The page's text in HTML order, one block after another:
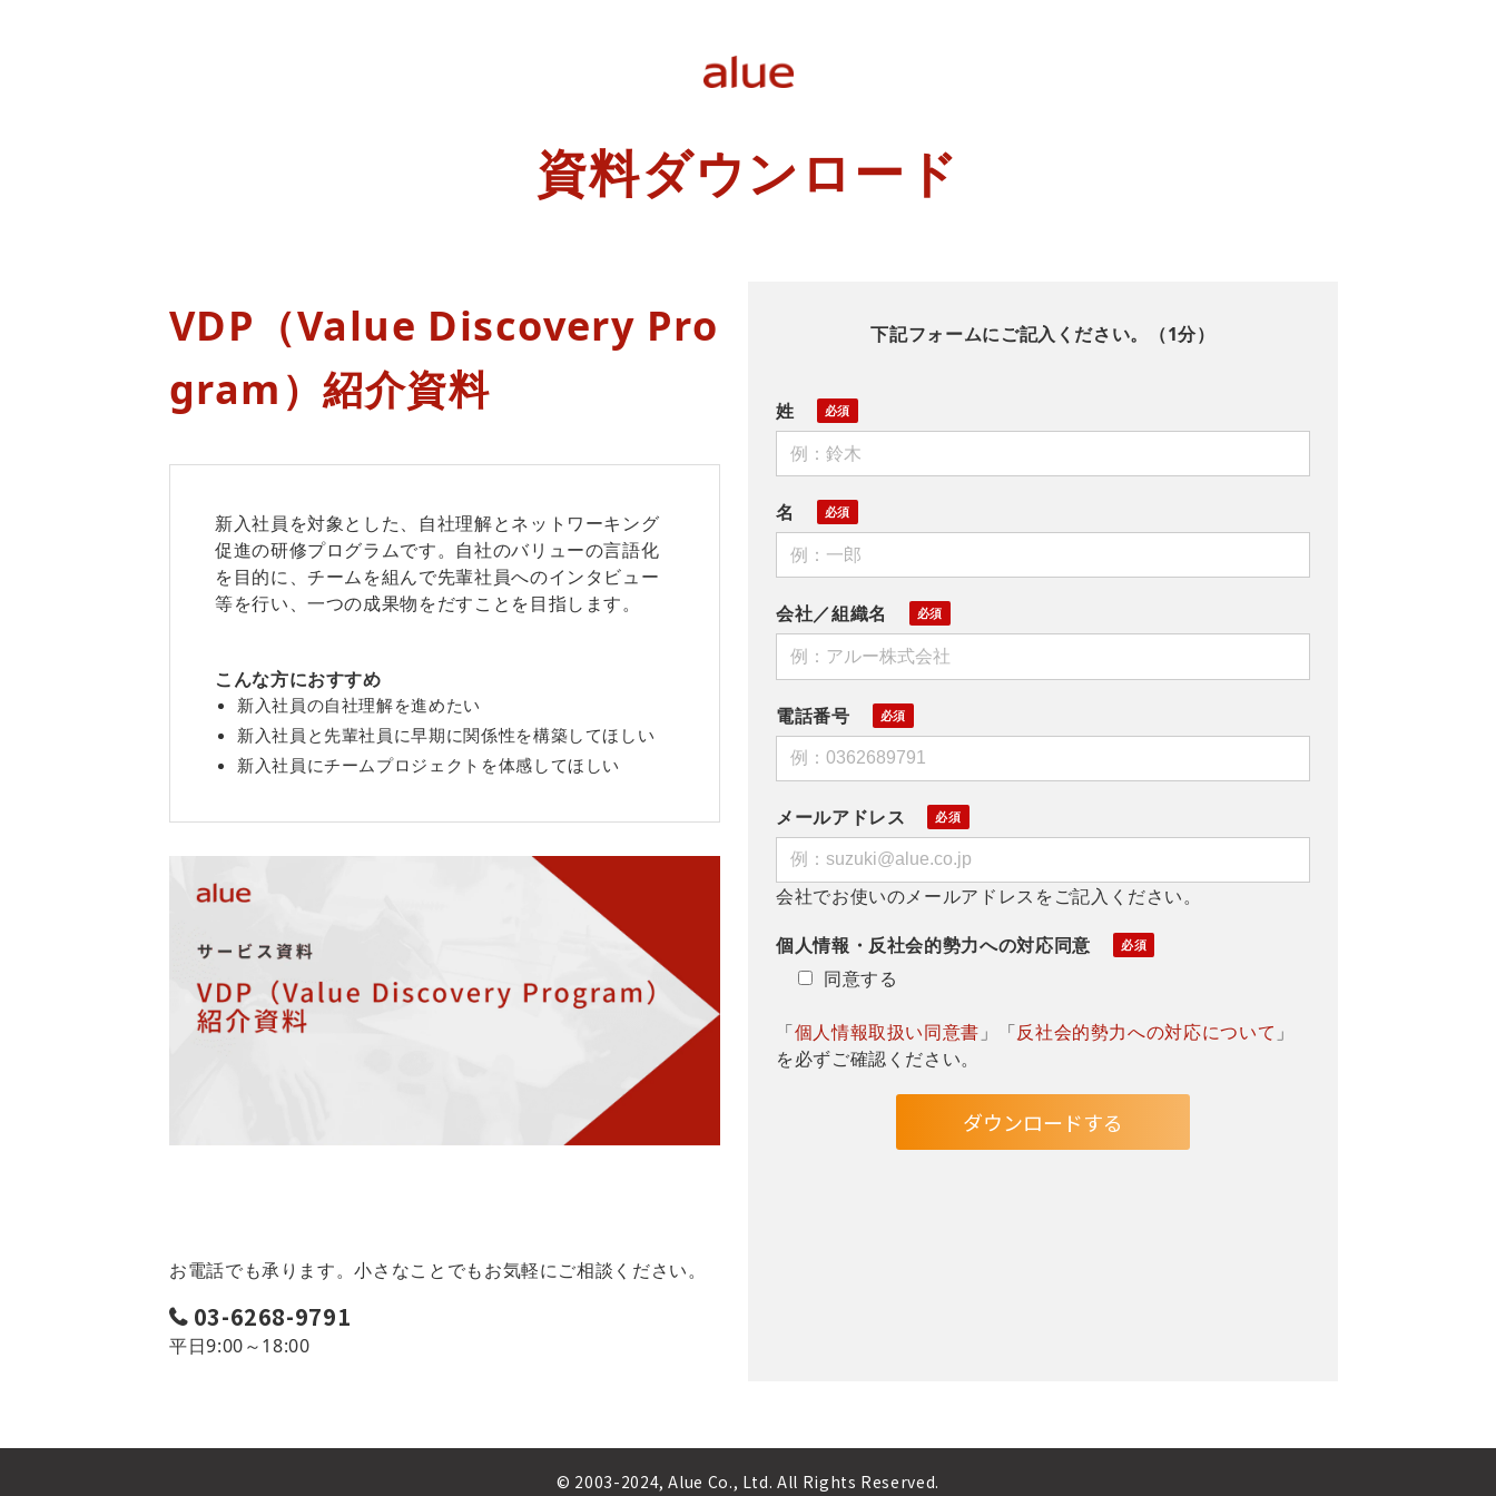
資料ダウンロード
VDP（Value Discovery Pro
gram）紹介資料
新入社員を対象とした、自社理解とネットワーキング
促進の研修プログラムです。自社のバリューの言語化
を目的に、チームを組んで先輩社員へのインタビュー
等を行い、一つの成果物をだすことを目指します。
こんな方におすすめ
新入社員の自社理解を進めたい
新入社員と先輩社員に早期に関係性を構築してほしい
新入社員にチームプロジェクトを体感してほしい
お電話でも承ります。小さなことでもお気軽にご相談ください。
03-6268-9791
平日9:00～18:00
下記フォームにご記入ください。（1分）
姓
名
会社／組織名
電話番号
メールアドレス
会社でお使いのメールアドレスをご記入ください。
個人情報・反社会的勢力への対応同意
同意する
「個人情報取扱い同意書 」「反社会的勢力への対応について 」
を必ずご確認ください。
© 2003-2024, Alue Co., Ltd. All Rights Reserved.